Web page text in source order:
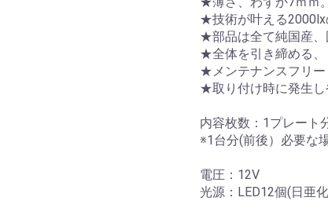
★技術が叶える2000lx
★部品は全て純国産、
★全体を引き締める、
★メンテナンスフリ
★取り付け時に発生
内容枚数：1プレート
※1台分(前後）必要な
電圧：12V
光源：LED12個(日亜